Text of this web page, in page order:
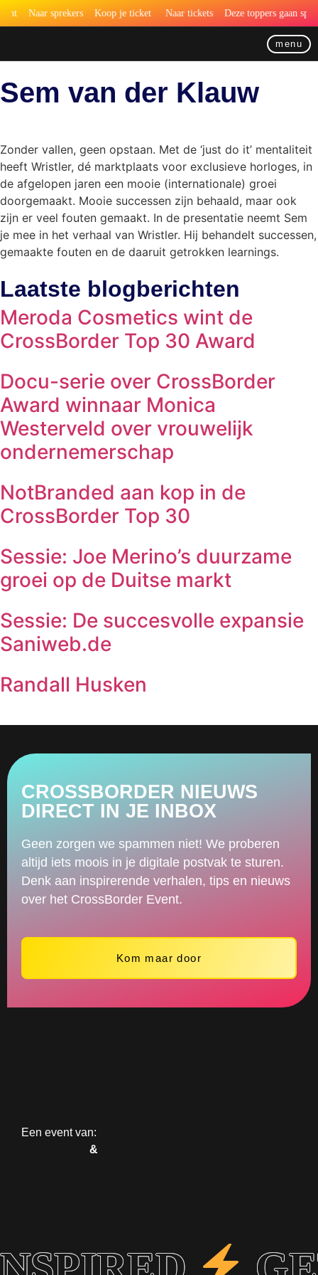
Naar sprekers Koop je ticket Naar tickets Deze toppers gaan
menu
Sem van der Klauw
Zonder vallen, geen opstaan. Met de ‘just do it’ mentaliteit
heeft Wristler, dé marktplaats voor exclusieve horloges, in
de afgelopen jaren een mooie (internationale) groei
doorgemaakt. Mooie successen zijn behaald, maar ook
zijn er veel fouten gemaakt. In de presentatie neemt Sem
je mee in het verhaal van Wristler. Hij behandelt successen,
gemaakte fouten en de daaruit getrokken learnings.
Laatste blogberichten
Meroda Cosmetics wint de
CrossBorder Top 30 Award
Docu-serie over CrossBorder
Award winnaar Monica
Westerveld over vrouwelijk
ondernemerschap
NotBranded aan kop in de
CrossBorder Top 30
Sessie: Joe Merino’s duurzame
groei op de Duitse markt
Sessie: De succesvolle expansie
Saniweb.de
Randall Husken
CROSSBORDER NIEUWS
DIRECT IN JE INBOX
Geen zorgen we spammen niet! We proberen
altijd iets moois in je digitale postvak te sturen.
Denk aan inspirerende verhalen, tips en nieuws
over het CrossBorder Event.
Kom maar door
Een event van:
&